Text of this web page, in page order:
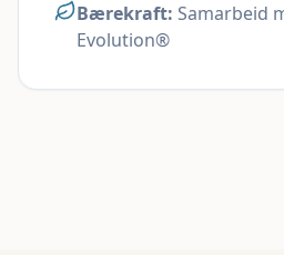
Bærekraft: Samarbeid
Evolution®